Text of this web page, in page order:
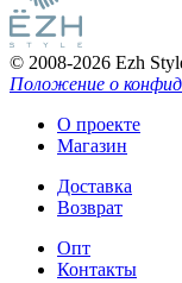
© 2008-2026 Ezh
Положение о
О проекте
Магазин
Доставка
Возврат
Опт
Контакты